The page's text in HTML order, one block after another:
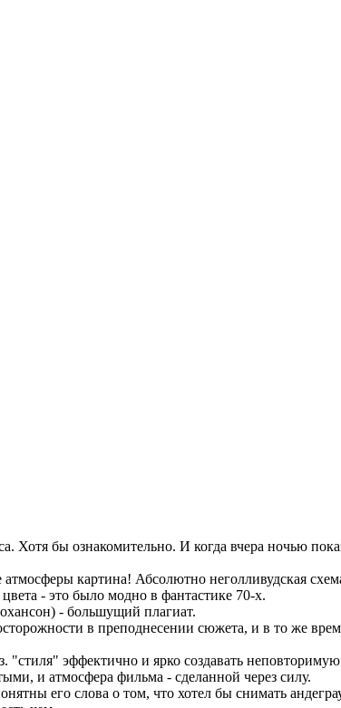
бы ознакомительно. И когда вчера ночью
атмосферы картина! Абсолютно неголливудская
- это было модно в фантастике 70-х.
- большущий плагиат.
в преподнесении сюжета, и в то же
"стиля" эффектично и ярко создавать
и атмосфера фильма - сделанной через силу.
его слова о том, что хотел бы снимать